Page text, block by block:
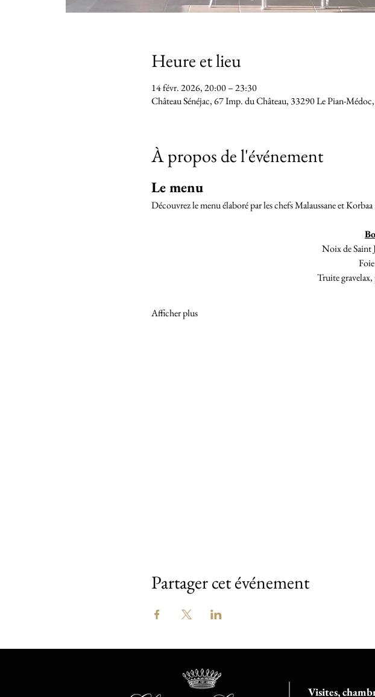
Heure et lieu
14 févr. 2026, 20:00 – 23:30
Château Sénéjac, 67 Imp. du Château, 33290 Le Pian-
À propos de l'événement
Le menu
Découvrez le menu élaboré par les chefs Malaussane et Korbaa
Noix de Saint
Truite
Afficher plus
Partager cet événement
Visites,